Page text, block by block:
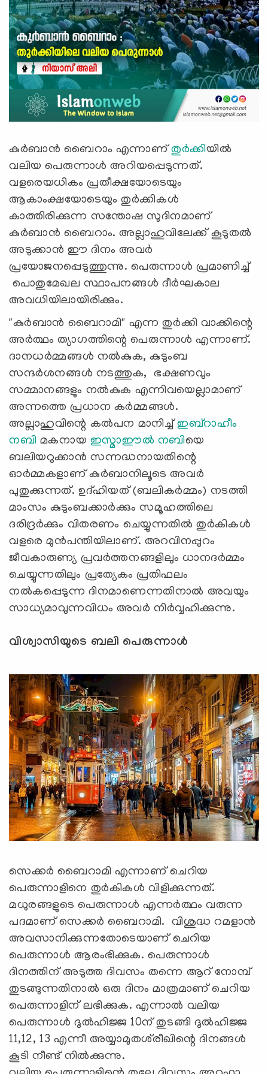
കുർബാൻ ബൈറാം എന്നാണ്തുർക്കിയിൽ
വലിയ പെരുന്നാൾ അറിയപ്പെടുന്നത്.
വളരെയധികം പ്രതീക്ഷയോടെയും
ആകാംക്ഷയോടെയും തുർക്കികൾ
കാത്തിരിക്കുന്ന സന്തോഷ സുദിനമാണ്
കുർബാൻ ബൈറാം. അല്ലാഹുവിലേക്ക് കൂടുതല്‍
അടുക്കാന്‍ ഈ ദിനം അവര്‍
പ്രയോജനപ്പെടുത്തുന്നു. പെരുന്നാൾ പ്രമാണിച്ച്
പൊതുമേഖല സ്ഥാപനങ്ങൾ ദീർഘകാല
അവധിയിലായിരിക്കും.
"കുർബാൻ ബൈറാമി" എന്ന തുർക്കി വാക്കിന്റെ
അർത്ഥം ത്യാഗത്തിന്റെ പെരുന്നാൾ എന്നാണ്.
ദാനധർമ്മങ്ങൾ നൽകുക, കുടുംബ
സന്ദർശനങ്ങൾ നടത്തുക, ഭക്ഷണവും
സമ്മാനങ്ങളും നൽകുക എന്നിവയെല്ലാമാണ്
അന്നത്തെ പ്രധാന കർമ്മങ്ങൾ.
അല്ലാഹുവിന്റെ കൽപന മാനിച്ച്ഇബ്‍റാഹീം
നബി മകനായ ഇസ്മാഈൽ നബിയെ
ബലിയറുക്കാൻ സന്നദ്ധനായതിന്റെ
ഓര്‍മ്മകളാണ് കുര്‍ബാനിലൂടെ അവര്‍
പുതുക്കുന്നത്. ഉദ്ഹിയത് (ബലികര്‍മ്മം) നടത്തി
മാംസം കുടുംബക്കാർക്കും സമൂഹത്തിലെ
ദരിദ്രർക്കും വിതരണം ചെയ്യുന്നതില്‍ തുര്‍കികള്‍
വളരെ മുന്‍പന്തിയിലാണ്. അറവിനപ്പുറം
ജീവകാരുണ്യ പ്രവർത്തനങ്ങളിലും ധാനദർമ്മം
ചെയ്യുന്നതിലും പ്രത്യേകം പ്രതിഫലം
നൽകപ്പെടുന്ന ദിനമാണെന്നതിനാല്‍ അവയും
സാധ്യമാവുന്നവിധം അവര്‍ നിര്‍വ്വഹിക്കുന്നു.
വിശ്വാസിയുടെ ബലി പെരുന്നാൾ
സെക്കർ ബൈറാമി എന്നാണ് ചെറിയ
പെരുന്നാളിനെ തുര്‍കികള്‍ വിളിക്കുന്നത്.
മധുരങ്ങളുടെ പെരുന്നാൾ എന്നർത്ഥം വരുന്ന
പദമാണ് സെക്കർ ബൈറാമി. വിശുദ്ധ റമളാൻ
അവസാനിക്കുന്നതോടെയാണ് ചെറിയ
പെരുന്നാൾ ആരംഭിക്കുക. പെരുന്നാൾ
ദിനത്തിന് അടുത്ത ദിവസം തന്നെ ആറ് നോമ്പ്
തുടങ്ങുന്നതിനാൽ ഒരു ദിനം മാത്രമാണ് ചെറിയ
പെരുന്നാളിന് ലഭിക്കുക. എന്നാൽ വലിയ
പെരുന്നാൾ ദുൽഹിജ്ജ 10ന് തുടങ്ങി ദുൽഹിജ്ജ
11,12, 13 എന്നീ അയ്യാമുതശ്‍രീഖിന്റെ ദിനങ്ങള്‍
കൂടി നീണ്ട് നില്‍ക്കുന്നു.